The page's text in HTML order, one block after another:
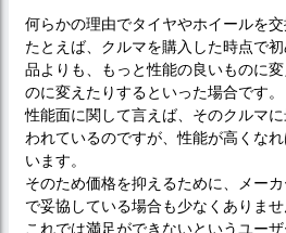
何らかの理由でタイヤやホイールを交
たとえば、クルマを購入した時点で
品よりも、もっと性能の良いものに
のに変えたりするといった場合です。
性能面に関して言えば、そのクルマ
われているのですが、性能が高くな
います。
そのため価格を抑えるために、メー
で妥協している場合も少なくありませ
これでは満足ができないというユー